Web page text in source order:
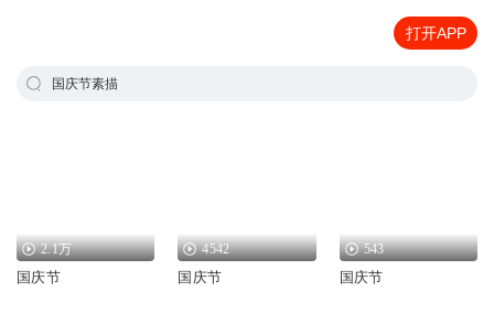
打开APP
国庆节素描
2.1万
国庆节
4542
国庆节
543
国庆节